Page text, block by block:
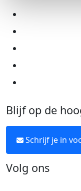
Blijf op de
Schrijf je in
Volg ons